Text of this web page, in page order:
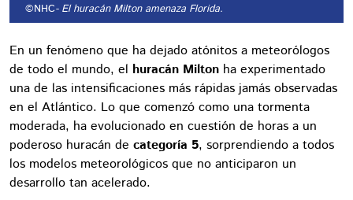
©NHC- El huracán Milton amenaza Florida.
En un fenómeno que ha dejado atónitos a meteorólogos
de todo el mundo, el huracán Milton ha experimentado
una de las intensificaciones más rápidas jamás observadas
en el Atlántico. Lo que comenzó como una tormenta
moderada, ha evolucionado en cuestión de horas a un
poderoso huracán de categoría 5, sorprendiendo a todos
los modelos meteorológicos que no anticiparon un
desarrollo tan acelerado.